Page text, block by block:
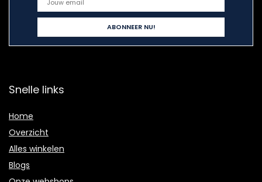
Snelle links
Home
Overzicht
Alles winkelen
Blogs